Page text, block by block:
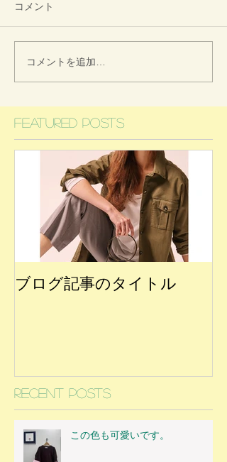
コメント
コメントを追加…
Featured Posts
ブログ記事のタイトル
Recent Posts
この色も可愛いです。